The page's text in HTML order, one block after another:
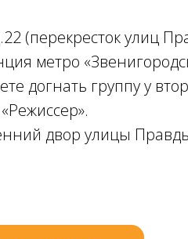
(перекресток улиц
метро
догнать группу у
двор улицы